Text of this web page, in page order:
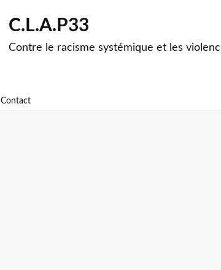
C.L.A.P33
Contre le racisme systémique et les
Contact